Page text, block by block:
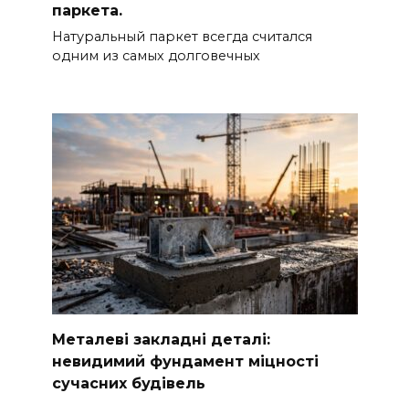
паркета.
Натуральный паркет всегда считался
одним из самых долговечных
Металеві закладні деталі:
невидимий фундамент міцності
сучасних будівель